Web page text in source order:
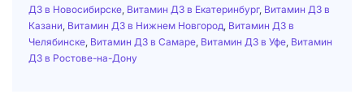
Д3 в Новосибирске Витамин Д3 в Екатеринбург, Витамин Д3 в
Казани Витамин Д3 в Нижнем Новгород Витамин Д3 в
Челябинске Витамин Д3 в Самаре Витамин Д3 в Уфе Витамин
Д3 в Ростове-на-Дону